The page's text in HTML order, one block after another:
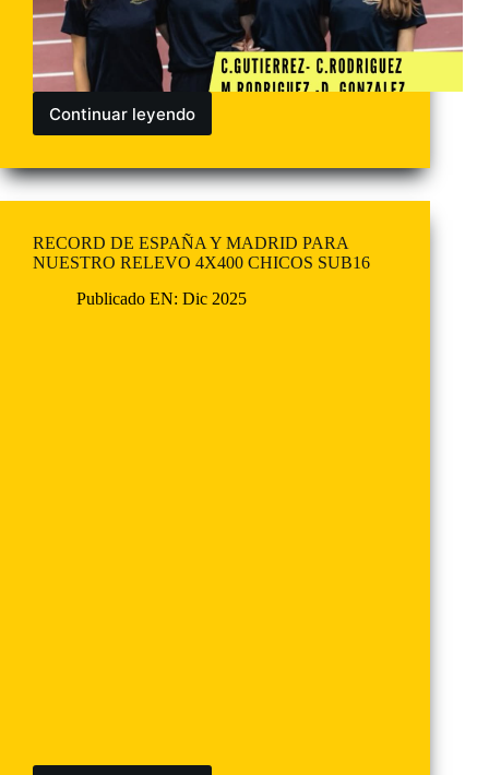
Continuar leyendo
RECORD DE ESPAÑA Y MADRID PARA
NUESTRO RELEVO 4X400 CHICOS SUB16
Publicado EN: Dic 2025